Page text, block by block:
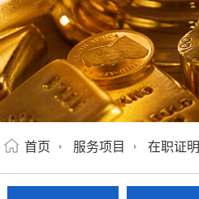
首页 服务项目 在职证明